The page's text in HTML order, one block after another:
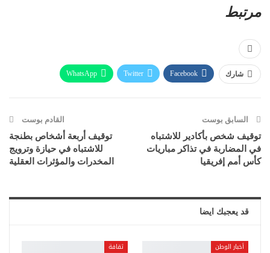
مرتبط
شارك Facebook
Twitter
WhatsApp
البريد الإلكتروني
السابق بوست
توقيف شخص بأكادير للاشتباه
في المضاربة في تذاكر مباريات
كأس أمم إفريقيا
القادم بوست
توقيف أربعة أشخاص بطنجة
للاشتباه في حيازة وترويج
المخدرات والمؤثرات العقلية
قد يعجبك ايضا
أخبار الوطن ثقافة